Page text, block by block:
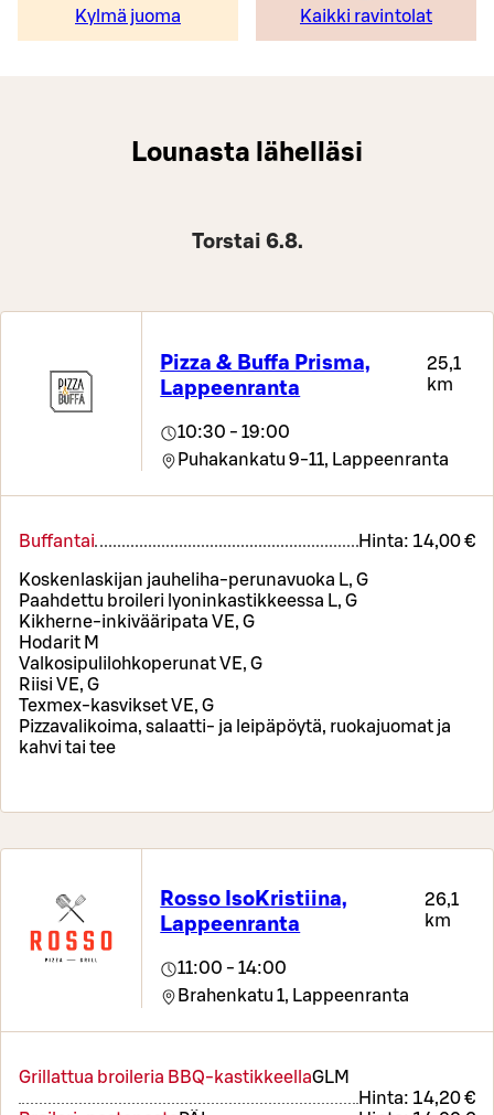
Kylmä juoma Kaikki ravintolat
Lounasta lähelläsi
Torstai 6.8.
Pizza & Buffa Prisma,
Lappeenranta
25,1
km
10:30 - 19:00
Puhakankatu 9-11, Lappeenranta
Buffantai Hinta: 14,00 €
Koskenlaskijan jauheliha-perunavuoka L, G
Paahdettu broileri lyoninkastikkeessa L, G
Kikherne-inkivääripata VE, G
Hodarit M
Valkosipulilohkoperunat VE, G
Riisi VE, G
Texmex-kasvikset VE, G
Pizzavalikoima, salaatti- ja leipäpöytä, ruokajuomat ja
kahvi tai tee
Rosso IsoKristiina,
Lappeenranta
26,1
km
11:00 - 14:00
Brahenkatu 1, Lappeenranta
Grillattua broileria BBQ-kastikkeellaGLM
Hinta: 14,20 €